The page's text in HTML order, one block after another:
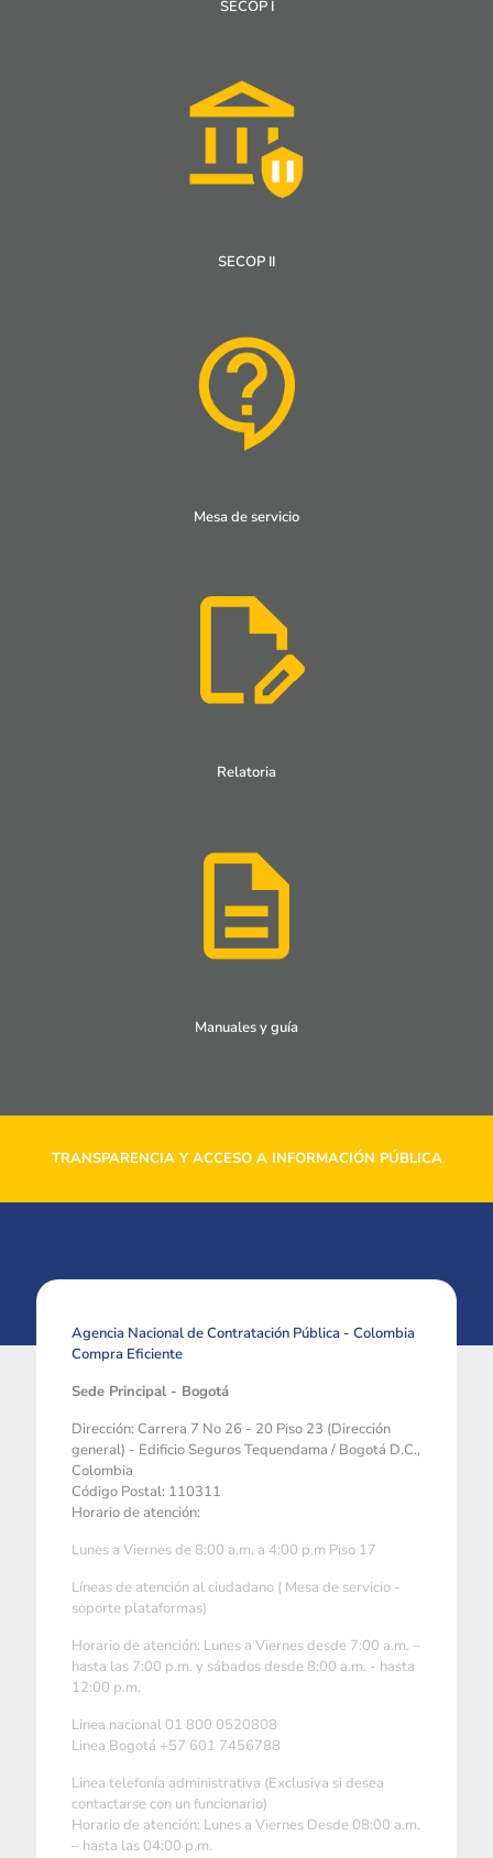
SECOP I
SECOP II
Mesa de servicio
Relatoria
Manuales y guía
TRANSPARENCIA Y ACCESO A INFORMACIÓN PÚBLICA
Agencia Nacional de Contratación Pública - Colombia
Compra Eficiente
Sede Principal - Bogotá
Dirección: Carrera 7 No 26 - 20 Piso 23 (Dirección
general) - Edificio Seguros Tequendama / Bogotá D.C.,
Colombia
Código Postal: 110311
Horario de atención:
Lunes a Viernes de 8:00 a.m. a 4:00 p.m Piso 17
Líneas de atención al ciudadano ( Mesa de servicio -
soporte plataformas)
Horario de atención: Lunes a Viernes desde 7:00 a.m. –
hasta las 7:00 p.m. y sábados desde 8:00 a.m. - hasta
12:00 p.m.
Linea nacional 01 800 0520808
Linea Bogotá +57 601 7456788
Linea telefonía administrativa (Exclusiva si desea
contactarse con un funcionario)
Horario de atención: Lunes a Viernes Desde 08:00 a.m.
– hasta las 04:00 p.m.